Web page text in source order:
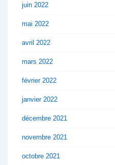
juin 2022
mai 2022
avril 2022
mars 2022
février 2022
janvier 2022
décembre 2021
novembre 2021
octobre 2021